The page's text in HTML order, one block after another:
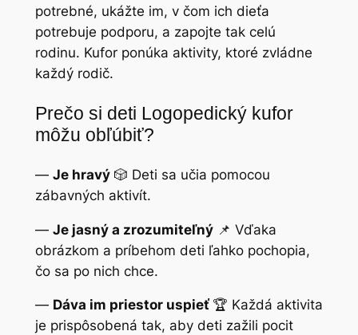
potrebné, ukážte im, v čom ich dieťa
potrebuje podporu, a zapojte tak celú
rodinu. Kufor ponúka aktivity, ktoré zvládne
každý rodič.
Prečo si deti Logopedický kufor
môžu obľúbiť?
— Je hravý🎲 Deti sa učia pomocou
zábavných aktivít.
— Je jasný a zrozumiteľný📌 Vďaka
obrázkom a príbehom deti ľahko pochopia,
čo sa po nich chce.
— Dáva im priestor uspieť 🏆 Každá aktivita
je prispôsobená tak, aby deti zažili pocit